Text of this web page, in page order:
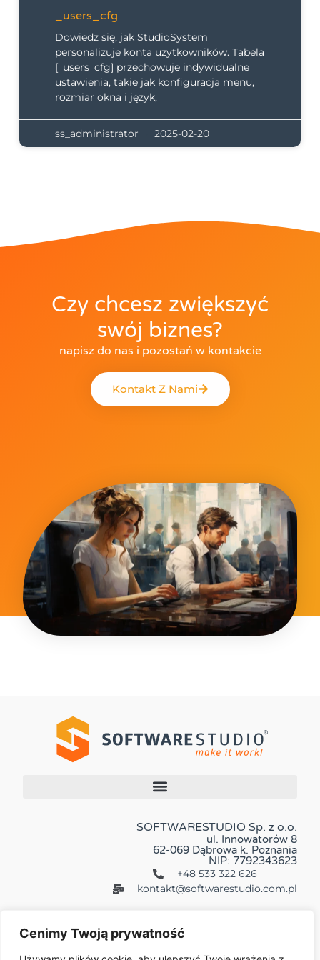
Cenimy Twoją prywatność
_users_cfg
Dowiedz się, jak StudioSystem
personalizuje konta użytkowników. Tabela
[_users_cfg] przechowuje indywidualne
ustawienia, takie jak konfiguracja menu,
rozmiar okna i język,
ss_administrator 2025-02-20
Czy chcesz zwiększyć
swój biznes?
napisz do nas i pozostań w kontakcie
Kontakt Z Nami
SOFTWARESTUDIO Sp. z o.o.
ul. Innowatorów 8
62-069 Dąbrowa k. Poznania
NIP: 7792343623
+48 533 322 626
kontakt@softwarestudio.com.pl